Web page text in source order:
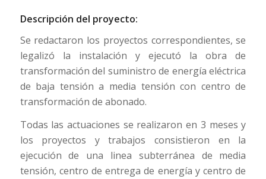
Descripción del proyecto:
Se redactaron los proyectos correspondientes, se
legalizó la instalación y ejecutó la obra de
transformación del suministro de energía eléctrica
de baja tensión a media tensión con centro de
transformación de abonado.
Todas las actuaciones se realizaron en 3 meses y
los proyectos y trabajos consistieron en la
ejecución de una linea subterránea de media
tensión, centro de entrega de energía y centro de